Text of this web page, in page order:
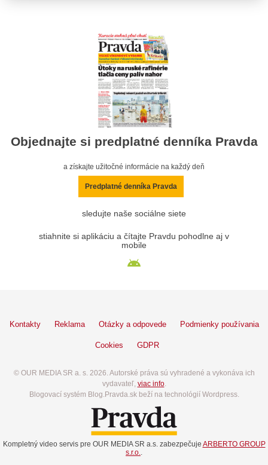
Objednajte si predplatné denníka Pravda
a získajte užitočné informácie na každý deň
Predplatné denníka Pravda
sledujte naše sociálne siete
stiahnite si aplikáciu a čítajte Pravdu pohodlne aj v
mobile
Kontakty Reklama Otázky a odpovede Podmienky používania
Cookies GDPR
© OUR MEDIA SR a. s. 2026. Autorské práva sú vyhradené a vykonáva ich
vydavateľ, viac info.
Blogovací systém Blog.Pravda.sk beží na technológií Wordpress.
Kompletný video servis pre OUR MEDIA SR a.s. zabezpečuje ARBERTO GROUP
s.r.o.